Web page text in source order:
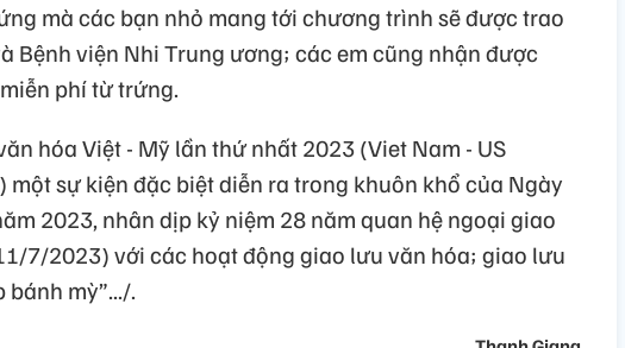
mà các bạn nhỏ mang tới chương trình sẽ được trao
Bệnh viện Nhi Trung ương; các em cũng nhận được
phí từ trứng.
hóa Việt - Mỹ lần thứ nhất 2023 (Viet Nam - US
một sự kiện đặc biệt diễn ra trong khuôn khổ của Ngày
2023, nhân dịp kỷ niệm 28 năm quan hệ ngoại giao
7/2023) với các hoạt động giao lưu văn hóa; giao lưu
mỳ”.../.